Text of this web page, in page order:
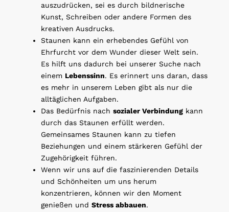
auszudrücken, sei es durch bildnerische
Kunst, Schreiben oder andere Formen des
kreativen Ausdrucks.
Staunen kann ein erhebendes Gefühl von
Ehrfurcht vor dem Wunder dieser Welt sein.
Es hilft uns dadurch bei unserer Suche nach
einem Lebenssinn. Es erinnert uns daran, dass
es mehr in unserem Leben gibt als nur die
alltäglichen Aufgaben.
Das Bedürfnis nach sozialer Verbindung kann
durch das Staunen erfüllt werden.
Gemeinsames Staunen kann zu tiefen
Beziehungen und einem stärkeren Gefühl der
Zugehörigkeit führen.
Wenn wir uns auf die faszinierenden Details
und Schönheiten um uns herum
konzentrieren, können wir den Moment
genießen und Stress abbauen.